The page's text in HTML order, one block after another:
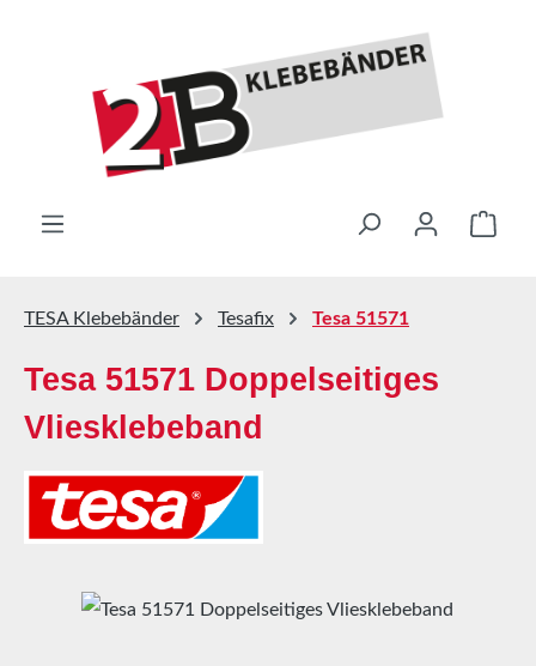
TESA Klebebänder Tesafix Tesa 51571
Tesa 51571 Doppelseitiges
Vliesklebeband
Bildergalerie überspringen